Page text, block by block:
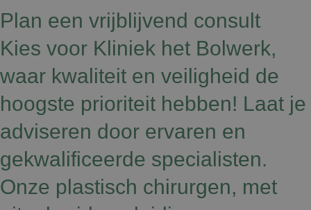
Plan een vrijblijvend consult
Kies voor Kliniek het Bolwerk,
waar kwaliteit en veiligheid de
hoogste prioriteit hebben! Laat je
adviseren door ervaren en
gekwalificeerde specialisten.
Onze plastisch chirurgen, met